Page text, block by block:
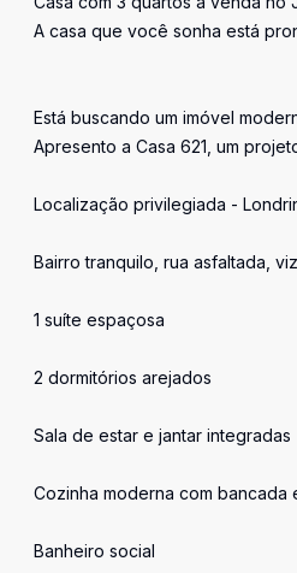
A casa que você sonha está
Está buscando um imóvel
Apresento a Casa 621, um
Localização privilegiada -
Bairro tranquilo, rua asfaltada,
1 suíte espaçosa
2 dormitórios arejados
Sala de estar e jantar integradas
Cozinha moderna com bancada
Banheiro social